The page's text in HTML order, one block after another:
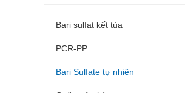
Bari sulfat kết tủa
PCR-PP
Bari Sulfate tự nhiên